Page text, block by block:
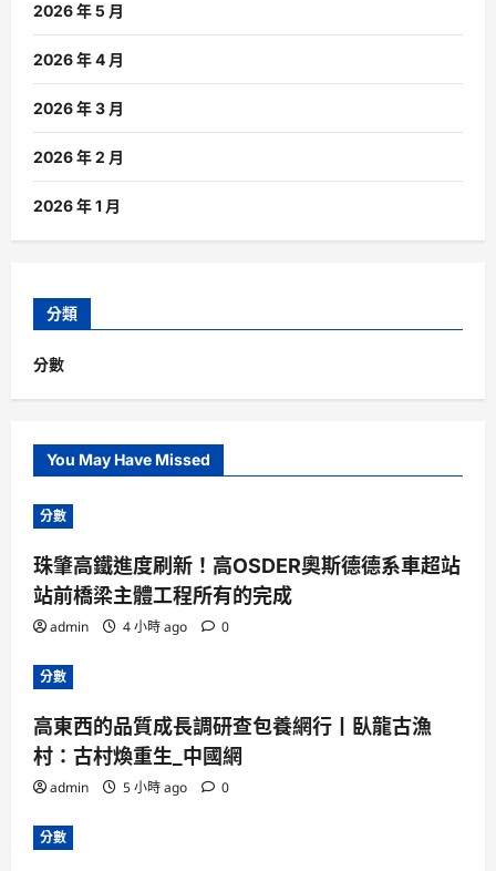
2026 年 5 月
2026 年 4 月
2026 年 3 月
2026 年 2 月
2026 年 1 月
分類
分數
You May Have Missed
分數
珠肇高鐵進度刷新！高OSDER奧斯德德系車超站
站前橋梁主體工程所有的完成
admin 4 小時 ago 0
分數
高東西的品質成長調研查包養網行丨臥龍古漁
村：古村煥重生_中國網
admin 5 小時 ago 0
分數